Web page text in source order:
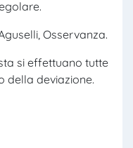
Osservanza.
si effettuano tutte
della deviazione.